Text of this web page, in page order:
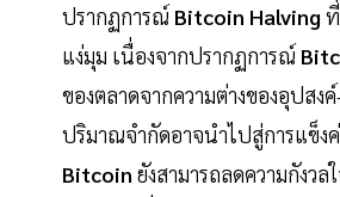
ปรากฏการณ์ Bitcoin Halving
แง่มุม เนื่องจากปรากฏการณ์
ของตลาดจากความต่างของอุปส
ปริมาณจำกัดอาจนำไปสู่การแข็ง
Bitcoin ยังสามารถลดความกัง